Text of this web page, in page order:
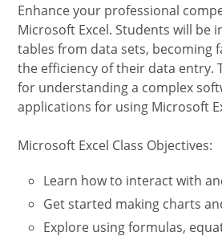
Enhance your professional
Microsoft Excel. Students will be
tables from data sets, becoming
the efficiency of their data entry.
for understanding a complex
applications for using Microsoft
Microsoft Excel Class Objectives:
Learn how to interact with
Get started making charts
Explore using formulas,